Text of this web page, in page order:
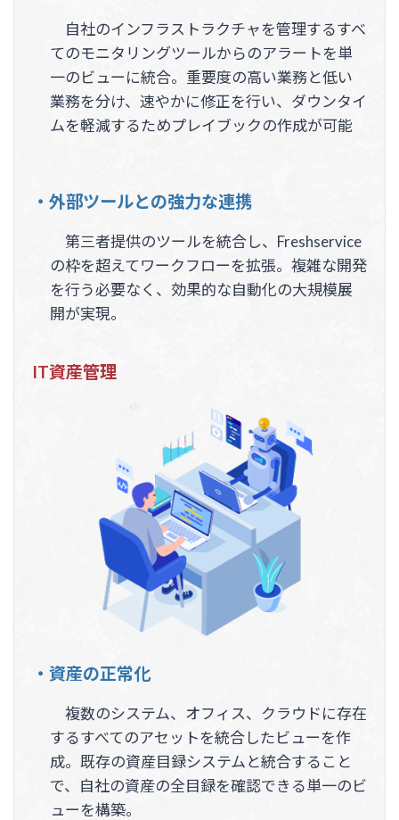
自社のインフラストラクチャを管理するすべ
てのモニタリングツールからのアラートを単
一のビューに統合。重要度の高い業務と低い
業務を分け、速やかに修正を行い、ダウンタイ
ムを軽減するためプレイブックの作成が可能
・外部ツールとの強力な連携
第三者提供のツールを統合し、Freshservice
の枠を超えてワークフローを拡張。複雑な開発
を行う必要なく、効果的な自動化の大規模展
開が実現。
IT資産管理
・資産の正常化
複数のシステム、オフィス、クラウドに存在
するすべてのアセットを統合したビューを作
成。既存の資産目録システムと統合すること
で、自社の資産の全目録を確認できる単一のビ
ューを構築。